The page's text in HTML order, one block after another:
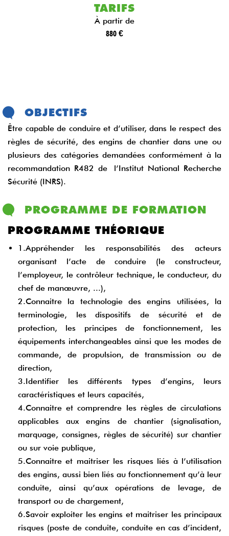
TARIFS
À partir de
880 €
OBJECTIFS
Être capable de conduire et d’utiliser, dans le respect des
règles de sécurité, des engins de chantier dans une ou
plusieurs des catégories demandées conformément à la
recommandation R482 de l’Institut National Recherche
Sécurité (INRS).
PROGRAMME DE FORMATION
PROGRAMME THÉORIQUE
1.Appréhender les responsabilités des acteurs
organisant l’acte de conduire (le constructeur,
l’employeur, le contrôleur technique, le conducteur, du
chef de manœuvre, ...),
2.Connaitre la technologie des engins utilisées, la
terminologie, les dispositifs de sécurité et de
protection, les principes de fonctionnement, les
équipements interchangeables ainsi que les modes de
commande, de propulsion, de transmission ou de
direction,
3.Identifier les différents types d’engins, leurs
caractéristiques et leurs capacités,
4.Connaitre et comprendre les règles de circulations
applicables aux engins de chantier (signalisation,
marquage, consignes, règles de sécurité) sur chantier
ou sur voie publique,
5.Connaitre et maitriser les risques liés à l’utilisation
des engins, aussi bien liés au fonctionnement qu’à leur
conduite, ainsi qu’aux opérations de levage, de
transport ou de chargement,
6.Savoir exploiter les engins et maitriser les principaux
risques (poste de conduite, conduite en cas d’incident,